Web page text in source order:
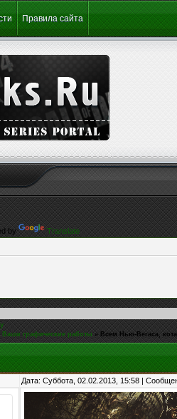
Правила сайта
by Translate
Ваши графические работы » Всем Нью-Вегаса,
Дата: Суббота, 02.02.2013, 15:58 |